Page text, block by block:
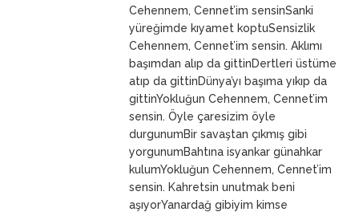
Cehennem, Cennet’im sensinSanki
yüreğimde kıyamet koptuSensizlik
Cehennem, Cennet’im sensin. Aklımı
başımdan alıp da gittinDertleri üstüme
atıp da gittinDünya’yı başıma yıkıp da
gittinYokluğun Cehennem, Cennet’im
sensin. Öyle çaresizim öyle
durgunumBir savaştan çıkmış gibi
yorgunumBahtına isyankar günahkar
kulumYokluğun Cehennem, Cennet’im
sensin. Kahretsin unutmak beni
aşıyorYanardağ gibiyim kimse